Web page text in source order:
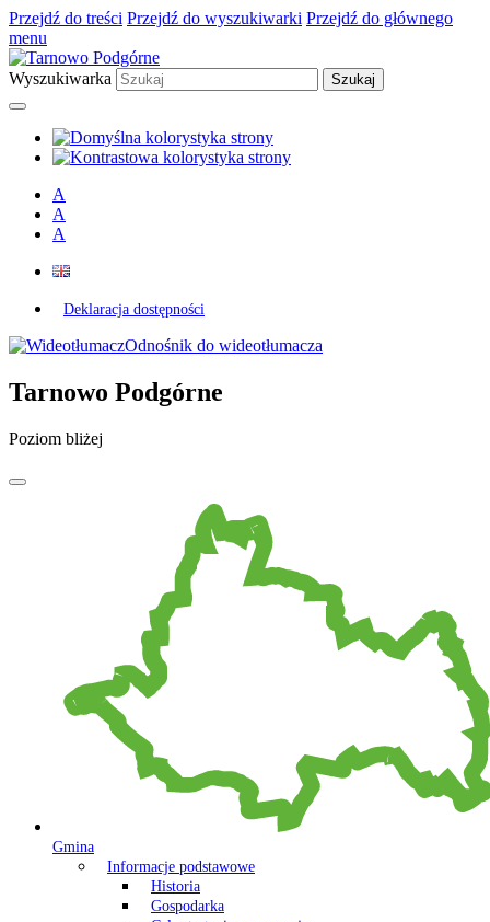
Przejdź do treści Przejdź do wyszukiwarki Przejdź do głównego
menu
Wyszukiwarka
A
A
A
Deklaracja dostępności
Odnośnik do wideotłumacza
Tarnowo Podgórne
Poziom bliżej
Gmina
Informacje podstawowe
Historia
Gospodarka